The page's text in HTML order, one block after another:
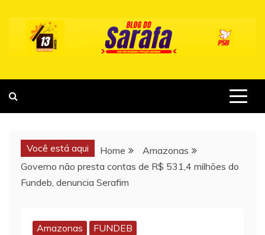
content
Você está aqui Home
Amazonas
Governo não presta contas de R$ 531,4 milhões do
Fundeb, denuncia Serafim
Amazonas FUNDEB